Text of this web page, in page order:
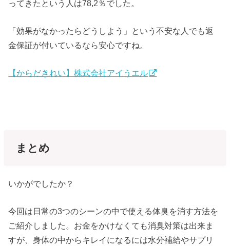
ってきたという人は78,2％でした。
「効果がなかったらどうしよう」という不安な人でも返
金保証が付いているなら安心ですね。
【からだきれい】株式会社アイうエル
まとめ
いかがでしたか？
今回は日常の3つのシーンの中で使える体臭を消す方法を
ご紹介しました。お金をかけなくても消臭対策は出来ま
すが、身体の中からキレイになるには水分補給やサプリ